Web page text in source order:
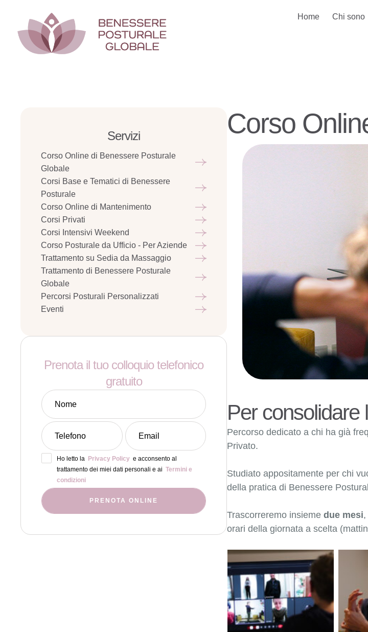
Home Chi sono
Servizi
Corso Online di Benessere Posturale
Globale
Corsi Base e Tematici di Benessere
Posturale
Corso Online di Mantenimento
Corsi Privati
Corsi Intensivi Weekend
Corso Posturale da Ufficio - Per Aziende
Trattamento su Sedia da Massaggio
Trattamento di Benessere Posturale
Globale
Percorsi Posturali Personalizzati
Eventi
Prenota il tuo colloquio telefonico
gratuito
Ho letto la Privacy Policy e acconsento al
trattamento dei miei dati personali e ai Termini e
condizioni
PRENOTA ONLINE
Corso
Per consolidare
Percorso dedicato a chi ha già
Privato.
Studiato appositamente per chi
della pratica di Benessere
Trascorreremo insiemedue mesi
orari della giornata a scelta